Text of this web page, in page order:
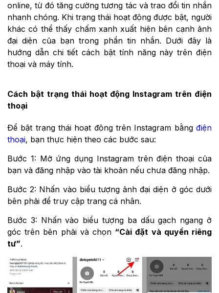
online, từ đó tăng cường tương tác và trao đổi tin nhắn
nhanh chóng. Khi trạng thái hoạt động được bật, người
khác có thể thấy chấm xanh xuất hiện bên cạnh ảnh
đại diện của bạn trong phần tin nhắn. Dưới đây là
hướng dẫn chi tiết cách bật tính năng này trên điện
thoại và máy tính.
Cách bật trạng thái hoạt động Instagram trên điện
thoại
Để bật trạng thái hoạt động trên Instagram bằng điện
thoại, bạn thực hiện theo các bước sau:
Bước 1: Mở ứng dụng Instagram trên điện thoại của
bạn và đăng nhập vào tài khoản nếu chưa đăng nhập.
Bước 2: Nhấn vào biểu tượng ảnh đại diện ở góc dưới
bên phải để truy cập trang cá nhân.
Bước 3: Nhấn vào biểu tượng ba dấu gạch ngang ở
góc trên bên phải và chọn “Cài đặt và quyền riêng
tư”.